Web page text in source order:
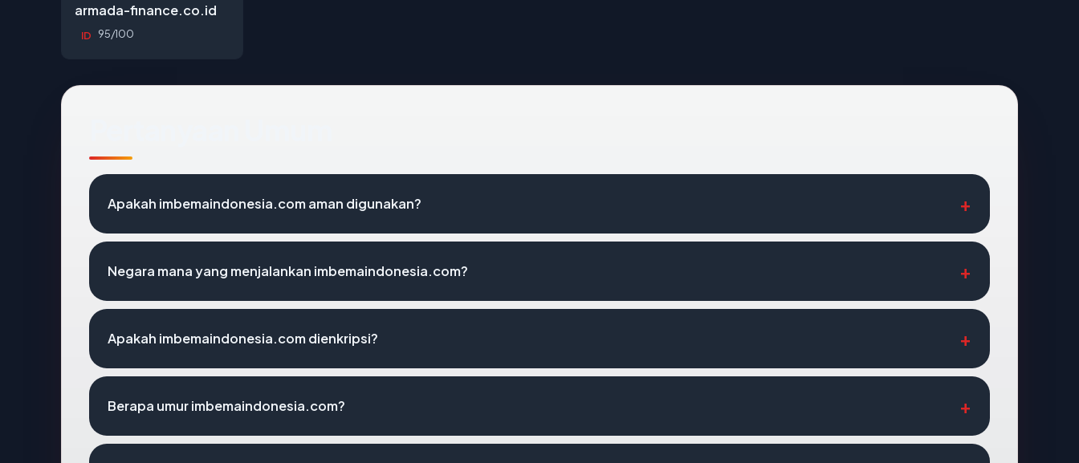
armada-finance.co.id
ID 95/100
Apakah imbemaindonesia.com aman digunakan?
Negara mana yang menjalankan imbemaindonesia.com?
Apakah imbemaindonesia.com dienkripsi?
Berapa umur imbemaindonesia.com?